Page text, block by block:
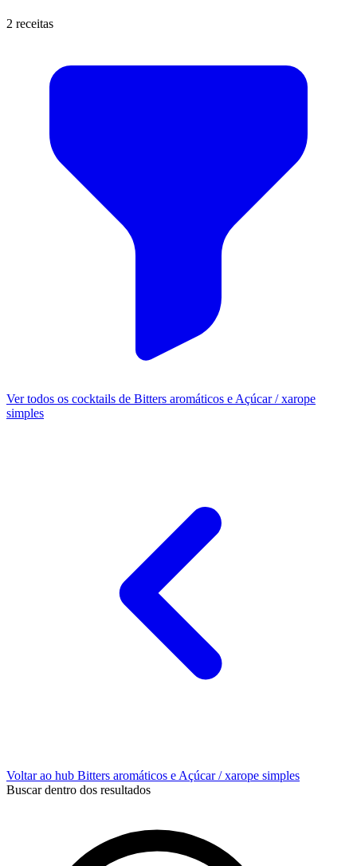
2 receitas
Ver todos os cocktails de Bitters aromáticos e Açúcar / xarope
simples
Voltar ao hub Bitters aromáticos e Açúcar / xarope simples
Buscar dentro dos resultados